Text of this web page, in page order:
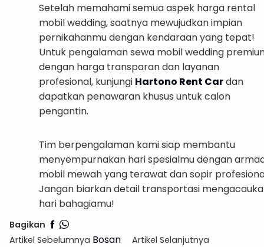
Setelah memahami semua aspek harga rental
mobil wedding, saatnya mewujudkan impian
pernikahanmu dengan kendaraan yang tepat!
Untuk pengalaman sewa mobil wedding
dengan harga transparan dan layanan
profesional, kunjungi Hartono Rent Cardan
dapatkan penawaran khusus untuk calon
pengantin.
Tim berpengalaman kami siap membantu
menyempurnakan hari spesialmu dengan
mobil mewah yang terawat dan sopir
Jangan biarkan detail transportasi
hari bahagiamu!
Bagikan
Artikel Sebelumnya Bosan
Artikel Selanjutnya